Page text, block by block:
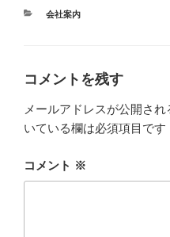
カ
会社案内
コメントを残す
メールアドレスが公開され
いている欄は必須項目です
コメント ※